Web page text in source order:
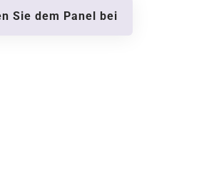
Sie dem Panel bei